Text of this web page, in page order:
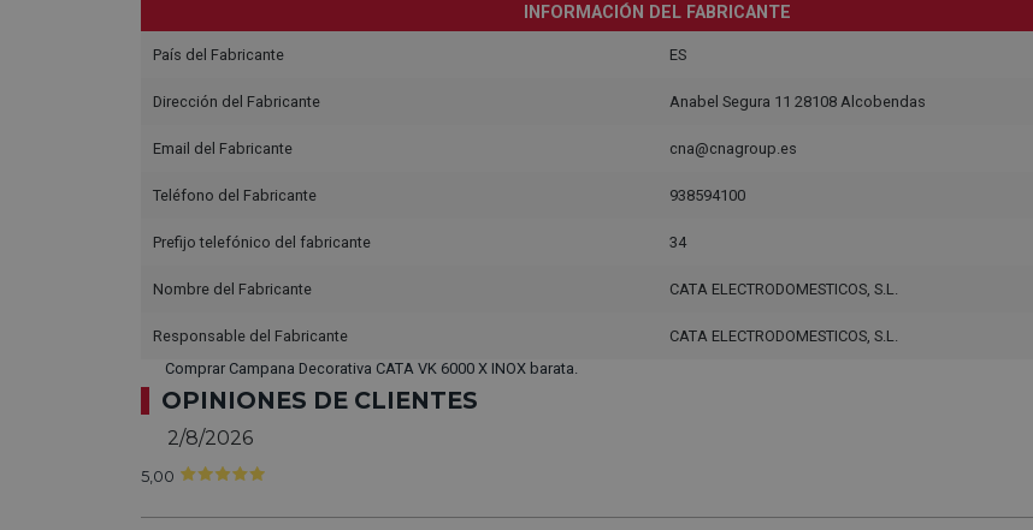
INFORMACIÓN DEL FABRICANTE
País del Fabricante ES
Dirección del Fabricante Anabel Segura 11 28108 Alcobendas
Email del Fabricante cna@cnagroup.es
Teléfono del Fabricante 938594100
Prefijo telefónico del fabricante 34
Nombre del Fabricante CATA ELECTRODOMESTICOS, S.L.
Responsable del Fabricante
CATA ELECTRODOMESTICOS, S.L.
Comprar Campana Decorativa CATA VK 6000 X INOX barata.
OPINIONES DE CLIENTES
2/8/2026
5,00